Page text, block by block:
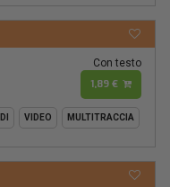
Con testo
1,89 €
VIDEO MULTITRACCIA